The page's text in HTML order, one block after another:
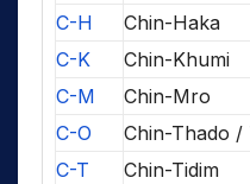
C-H
Chin-Haka
C-K
Chin-Khumi
C-M
Chin-Mro
C-O
Chin-Thado /
C-T
Chin-Tidim